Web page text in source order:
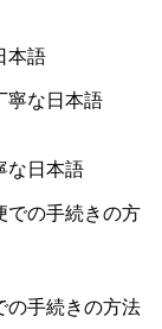
本語
な日本語
の手続きの方法